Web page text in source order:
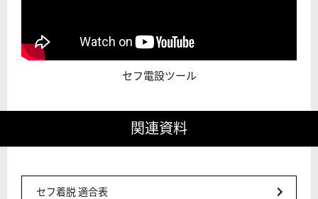
セフ電設ツール
関連資料
セフ着脱 適合表